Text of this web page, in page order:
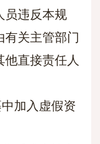
员违反本规
有关主管部门
他直接责任人
加入虚假资